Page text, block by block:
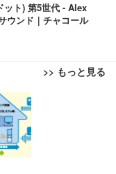
ト) 第5世代 - Alex
ウンド｜チャコール
>> もっと見る
テレワーク 疲れな
ンパクト 約105度ロッ
座面昇降 強化ナイロ
在宅ワーク H-WY01
モニター | FlexScan
・USB Type-C・ホワ
ツ 薄型 レギュラー 1
枚